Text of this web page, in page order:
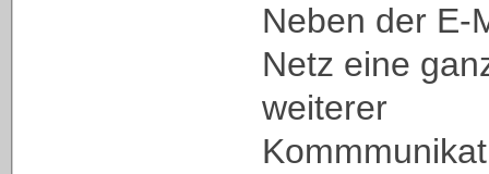
Neben der E-
Netz eine
weiterer